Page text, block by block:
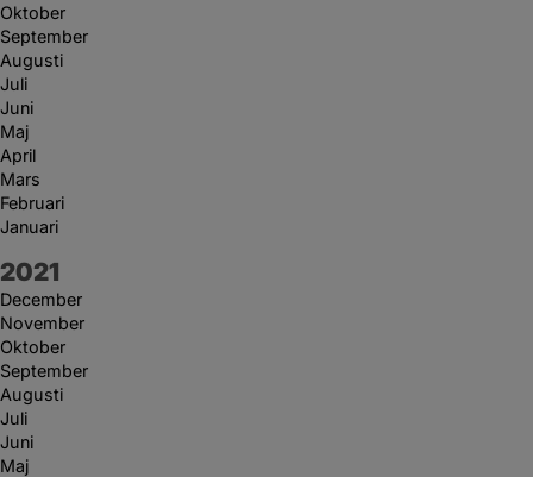
Oktober
September
Augusti
Juli
Juni
Maj
April
Mars
Februari
Januari
År:
2021
December
November
Oktober
September
Augusti
Juli
Juni
Maj